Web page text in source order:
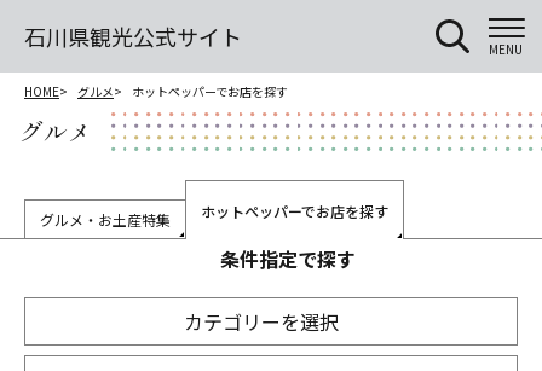
石川県観光公式サイト MENU
HOME グルメ ホットペッパーでお店を探す
グルメ
グルメ・お土産特集 ホットペッパーでお店を探す
条件指定で探す
カテゴリーを選択